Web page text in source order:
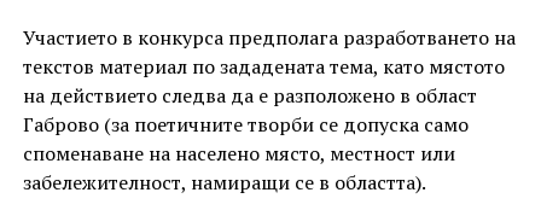
Участието в конкурса предполага разработването на
текстов материал по зададената тема, като мястото
на действието следва да е разположено в област
Габрово (за поетичните творби се допуска само
споменаване на населено място, местност или
забележителност, намиращи се в областта).